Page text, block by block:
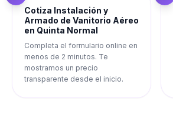
Cotiza Instalación y
Armado de Vanitorio Aéreo
en Quinta Normal
Completa el formulario online en
menos de 2 minutos. Te
mostramos un precio
transparente desde el inicio.